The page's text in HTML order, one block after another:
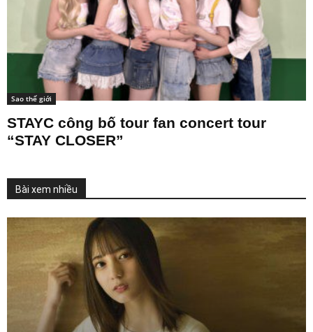
Sao thế giới
STAYC công bố tour fan concert tour
“STAY CLOSER”
Bài xem nhiều